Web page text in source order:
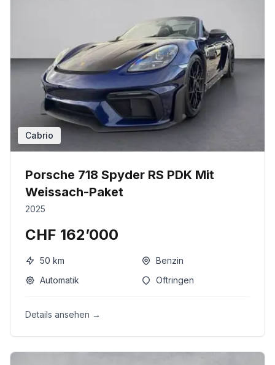
Cabrio
Porsche 718 Spyder RS PDK Mit
Weissach-Paket
2025
CHF 162’000
50 km
Benzin
Automatik
Oftringen
Details ansehen →